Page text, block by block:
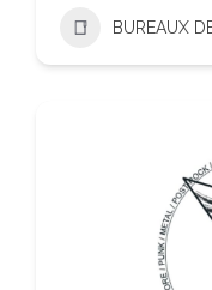
BUREAUX